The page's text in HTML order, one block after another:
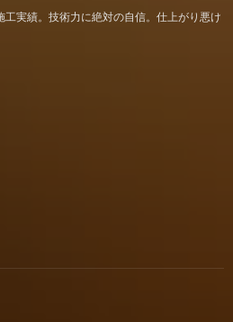
実績。技術力に絶対の自信。仕上がり悪け